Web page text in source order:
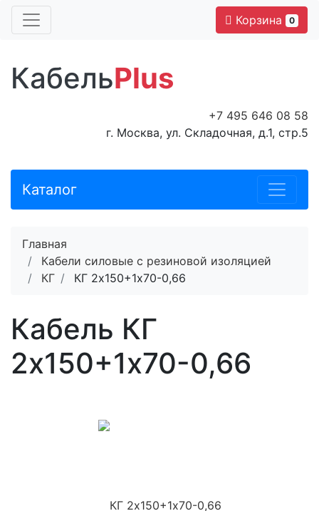
Корзина 0
КабельPlus
+7 495 646 08 58
г. Москва, ул. Складочная, д.1, стр.5
Каталог
Главная
Кабели силовые с резиновой изоляцией
КГ
КГ 2х150+1х70-0,66
Кабель КГ
2х150+1х70-0,66